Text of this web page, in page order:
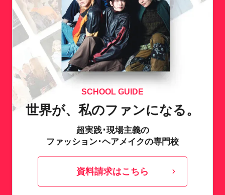
SCHOOL GUIDE
世界が、私のファンになる。
超実践･現場主義の
ファッション･ヘアメイクの専門校
資料請求はこちら